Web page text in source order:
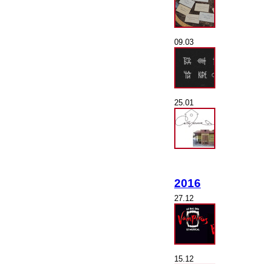
09.03
25.01
2016
27.12
15.12